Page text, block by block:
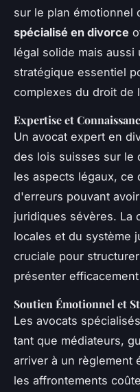
sur le plan émotionnel
spécialisé en divorce
légal solide mais
stratégique essentiel
complexes du droit de
Expertise et
Un avocat expert en
des lois suisses sur le
les aspects légaux, ce
d'erreurs pouvant
juridiques sévères. La
locales et du système
cruciale pour
présenter
Soutien Émotionnel et
Les avocats
tant que médiateurs,
arriver à un règlement
les affrontements